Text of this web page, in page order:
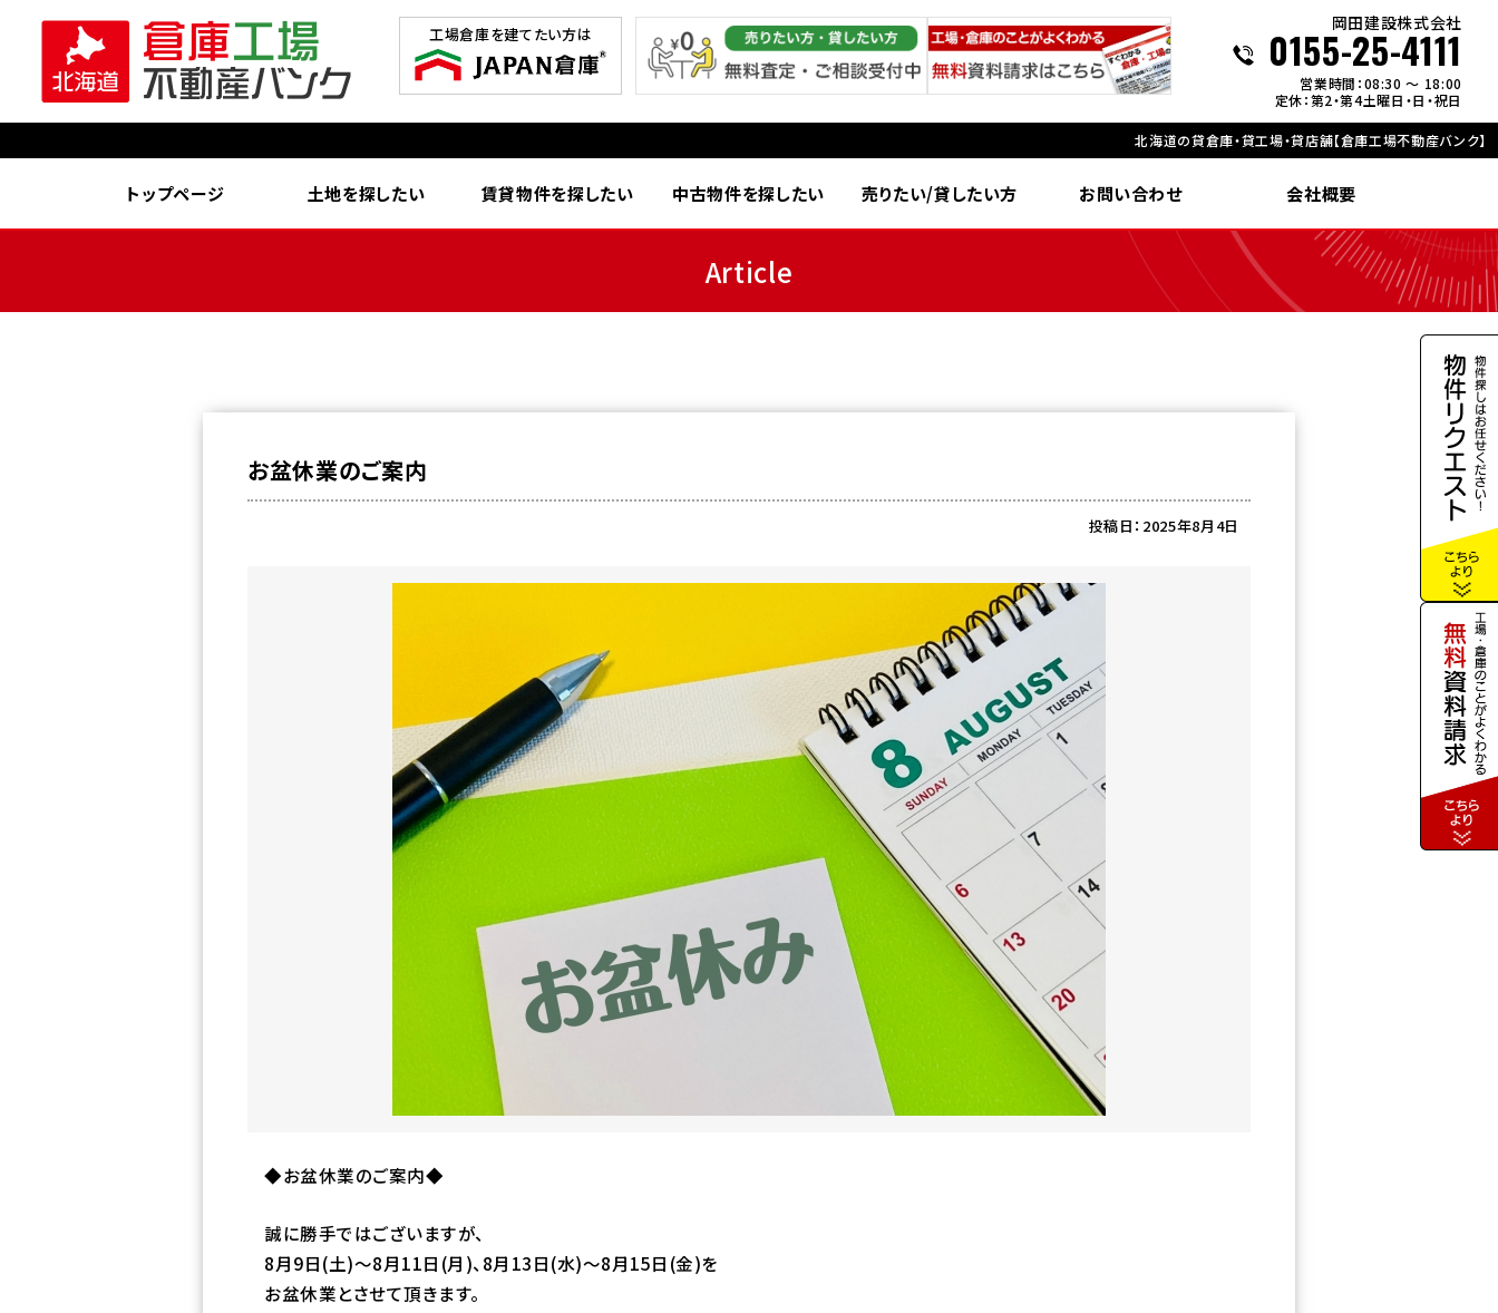
工場倉庫を建てたい方は
岡田建設株式会社
0155-25-4111
営業時間：08:30 ～ 18:00
定休：第2・第4土曜日・日・祝日
北海道の貸倉庫・貸工場・貸店舗【倉庫工場不動産バンク】
トップページ 土地を探したい 賃貸物件を探したい 中古物件を探したい 売りたい/貸したい方 お問い合わせ 会社概要
Article
お盆休業のご案内
投稿日：2025年8月4日
◆お盆休業のご案内◆
誠に勝手ではございますが、
8月9日(土)～8月11日(月)、8月13日(水)～8月15日(金)を
お盆休業とさせて頂きます。